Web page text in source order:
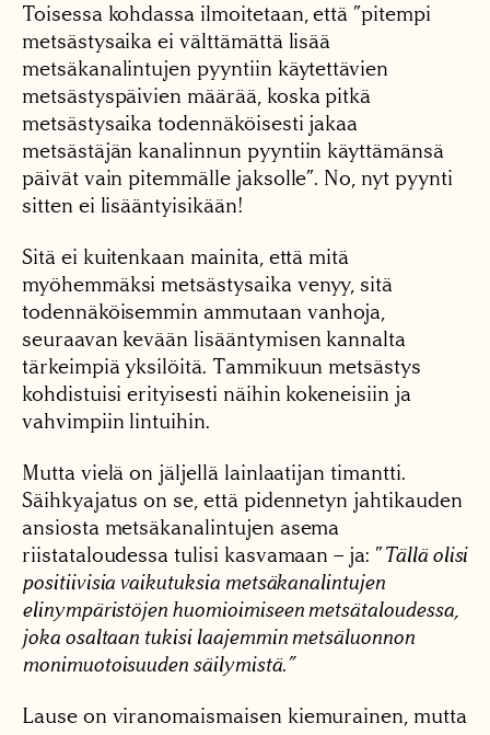
Toisessa kohdassa ilmoitetaan, että ”pitempi
metsästysaika ei välttämättä lisää
metsäkanalintujen pyyntiin käytettävien
metsästyspäivien määrää, koska pitkä
metsästysaika todennäköisesti jakaa
metsästäjän kanalinnun pyyntiin käyttämänsä
päivät vain pitemmälle jaksolle”. No, nyt pyynti
sitten ei lisääntyisikään!
Sitä ei kuitenkaan mainita, että mitä
myöhemmäksi metsästysaika venyy, sitä
todennäköisemmin ammutaan vanhoja,
seuraavan kevään lisääntymisen kannalta
tärkeimpiä yksilöitä. Tammikuun metsästys
kohdistuisi erityisesti näihin kokeneisiin ja
vahvimpiin lintuihin.
Mutta vielä on jäljellä lainlaatijan timantti.
Säihkyajatus on se, että pidennetyn jahtikauden
ansiosta metsäkanalintujen asema
riistataloudessa tulisi kasvamaan – ja: ”Tällä olisi
positiivisia vaikutuksia metsäkanalintujen
elinympäristöjen huomioimiseen metsätaloudessa,
joka osaltaan tukisi laajemmin metsäluonnon
monimuotoisuuden säilymistä.”
Lause on viranomaismaisen kiemurainen, mutta